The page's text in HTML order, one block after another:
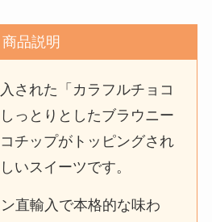
商品説明
された「カラフルチョコ
っとりとしたブラウニー
チップがトッピングされ
いスイーツです。
直輸入で本格的な味わ